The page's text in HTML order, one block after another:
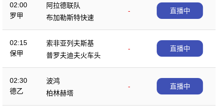
02:00
罗甲
阿拉德联队
-
布加勒斯特快速
直播中
02:15
保甲
索非亚列夫斯基
-
普罗夫迪夫火车头
直播中
02:30
德乙
波鸿
-
柏林赫塔
直播中